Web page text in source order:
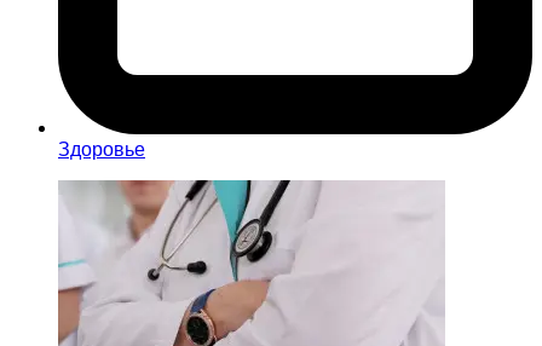
Здоровье